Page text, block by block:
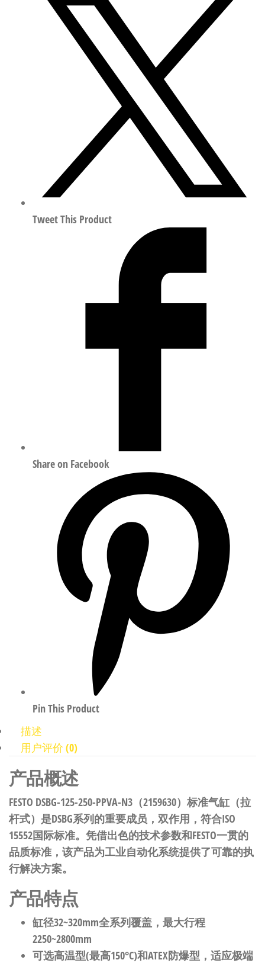
ISO
15552
Tweet This Product
Share on Facebook
Pin This Product
描述
用户评价 (0)
产品概述
FESTO DSBG-125-250-PPVA-N3（2159630）标准气缸（拉
杆式）是DSBG系列的重要成员，双作用，符合ISO
15552国际标准。凭借出色的技术参数和FESTO一贯的
品质标准，该产品为工业自动化系统提供了可靠的执
行解决方案。
产品特点
缸径32~320mm全系列覆盖，最大行程
2250~2800mm
可选高温型(最高150°C)和ATEX防爆型，适应极端